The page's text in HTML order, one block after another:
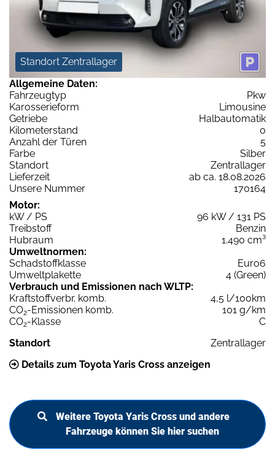
Standort Zentrallager
Allgemeine Daten:
Fahrzeugtyp
Pkw
Karosserieform
Limousine
Getriebe
Halbautomatik
Kilometerstand
0
Anzahl der Türen
5
Farbe
Silber
Standort
Zentrallager
Lieferzeit
ab ca. 18.08.2026
Unsere Nummer
170164
Motor:
kW / PS
96 kW / 131 PS
Treibstoff
Benzin
Hubraum
1.490 cm³
Umweltnormen:
Schadstoffklasse
Euro6
Umweltplakette
4 (Green)
Verbrauch und Emissionen nach WLTP:
Kraftstoffverbr. komb.
4,5 l/100km
CO2-Emissionen komb.
101 g/km
CO2-Klasse
C
Standort
Zentrallager
Details zum Toyota Yaris Cross anzeigen
Weitere Toyota Yaris Cross und andere
Fahrzeuge können Sie hier suchen